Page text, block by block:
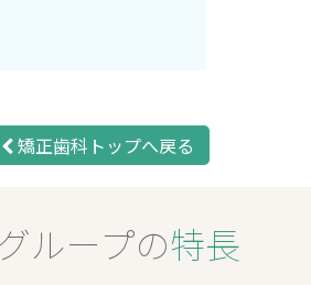
矯正歯科トップへ戻る
ループの特長